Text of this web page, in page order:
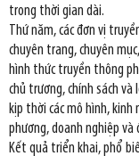
trong thời gian dài.
Thứ năm, các đơn vị
chuyên trang, chuyên
hình thức truyền thông
chủ trương, chính sách và
kịp thời các mô hình,
phương, doanh nghiệp và
Kết quả triển khai, phổ